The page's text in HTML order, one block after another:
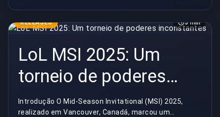
RELEASES 5 min
LoL MSI 2025: Um
torneio de poderes
inconstantes
Introdução O Mid-Season Invitational (MSI) 2025,
realizado em Vancouver, Canadá, marcou um